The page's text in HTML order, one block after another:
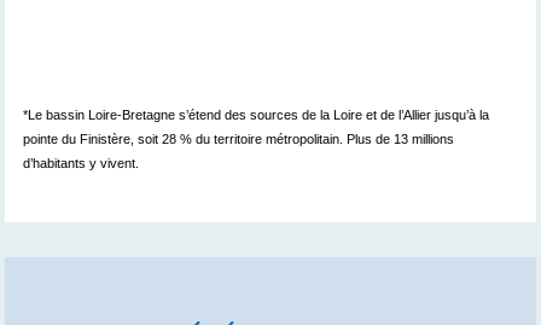
*Le bassin Loire-Bretagne s’étend des sources de la Loire et de l’Allier jusqu’à la
pointe du Finistère, soit 28 % du territoire métropolitain. Plus de 13 millions
d’habitants y vivent.